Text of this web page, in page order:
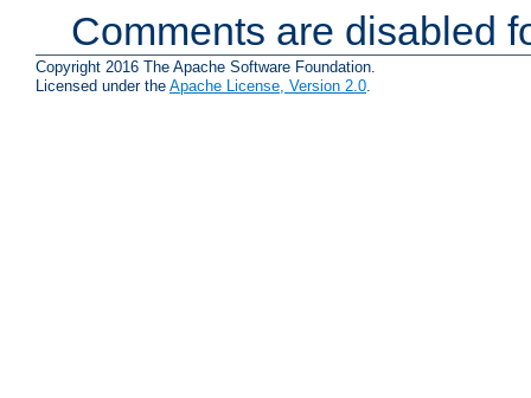
Comments are disabled
Copyright 2016 The Apache Software Foundation.
Licensed under the Apache License, Version 2.0.